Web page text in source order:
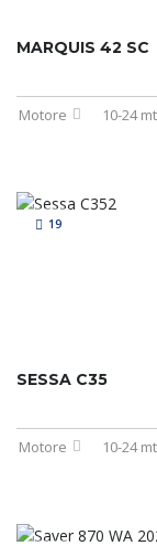
MARQUIS 42 SC
Motore 10-24 mt
19
SESSA C35
Motore 10-24 mt